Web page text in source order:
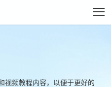
视频教程内容，以便于更好的